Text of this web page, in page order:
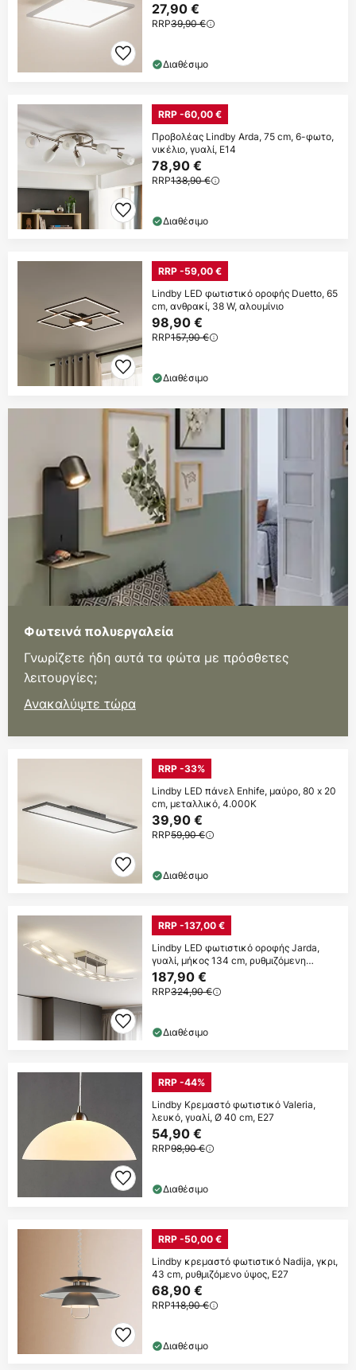
27,90 €
RRP39,90 €
Διαθέσιμο
RRP -60,00 €
Προβολέας Lindby Arda, 75 cm, 6-φωτο,
νικέλιο, γυαλί, E14
78,90 €
RRP138,90 €
Διαθέσιμο
RRP -59,00 €
Lindby LED φωτιστικό οροφής Duetto, 65
cm, ανθρακί, 38 W, αλουμίνιο
98,90 €
RRP157,90 €
Διαθέσιμο
Φωτεινά πολυεργαλεία
Γνωρίζετε ήδη αυτά τα φώτα με πρόσθετες
λειτουργίες;
Ανακαλύψτε τώρα
RRP -33%
Lindby LED πάνελ Enhife, μαύρο, 80 x 20
cm, μεταλλικό, 4.000K
39,90 €
RRP59,90 €
Διαθέσιμο
RRP -137,00 €
Lindby LED φωτιστικό οροφής Jarda,
γυαλί, μήκος 134 cm, ρυθμιζόμενη
ένταση
187,90 €
RRP324,90 €
Διαθέσιμο
RRP -44%
Lindby Κρεμαστό φωτιστικό Valeria,
λευκό, γυαλί, Ø 40 cm, E27
54,90 €
RRP98,90 €
Διαθέσιμο
RRP -50,00 €
Lindby κρεμαστό φωτιστικό Nadija, γκρι,
43 cm, ρυθμιζόμενο ύψος, E27
68,90 €
RRP118,90 €
Διαθέσιμο